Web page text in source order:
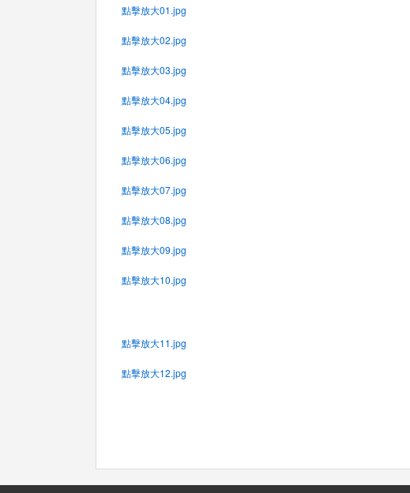
點擊放大01.jpg
點擊放大02.jpg
點擊放大03.jpg
點擊放大04.jpg
點擊放大05.jpg
點擊放大06.jpg
點擊放大07.jpg
點擊放大08.jpg
點擊放大09.jpg
點擊放大10.jpg
點擊放大11.jpg
點擊放大12.jpg